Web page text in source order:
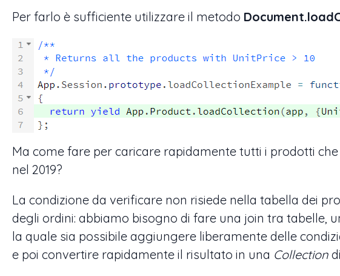
Per farlo è sufficiente utilizzare il metodo
Ma come fare per caricare rapidamente tutti i prodotti
nel 2019?
La condizione da verificare non risiede nella tabella dei
degli ordini: abbiamo bisogno di fare una join tra tabelle,
la quale sia possibile aggiungere liberamente delle
e poi convertire rapidamente il risultato in una Collection di